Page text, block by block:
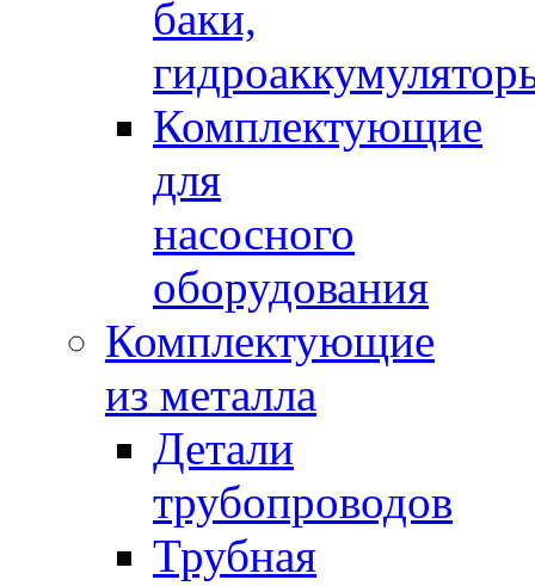
баки,
Комплектующие
для
насосного
оборудования
Комплектующие
из металла
Детали
трубопроводов
Трубная